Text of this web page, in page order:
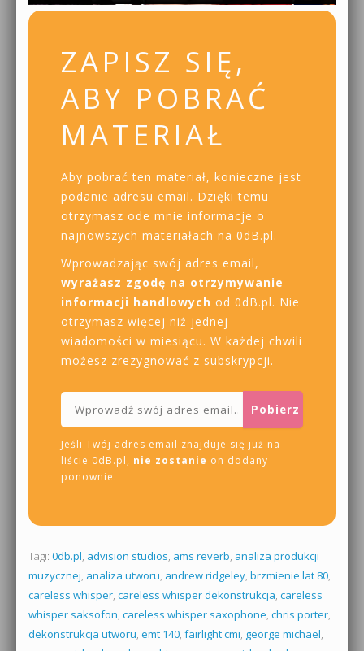
ZAPISZ SIĘ,
ABY POBRAĆ
MATERIAŁ
Aby pobrać ten materiał, konieczne jest
podanie adresu email. Dzięki temu
otrzymasz ode mnie informacje o
najnowszych materiałach na 0dB.pl.
Wprowadzając swój adres email,
wyrażasz zgodę na otrzymywanie
informacji handlowych od 0dB.pl. Nie
otrzymasz więcej niż jednej
wiadomości w miesiącu. W każdej chwili
możesz zrezygnować z subskrypcji.
Jeśli Twój adres email znajduje się już na
liście 0dB.pl, nie zostanie on dodany
ponownie.
Tagi: 0db.pl, advision studios, ams reverb, analiza produkcji
muzycznej, analiza utworu, andrew ridgeley, brzmienie lat 80,
careless whisper, careless whisper dekonstrukcja, careless
whisper saksofon, careless whisper saxophone, chris porter,
dekonstrukcja utworu, emt 140, fairlight cmi, george michael,